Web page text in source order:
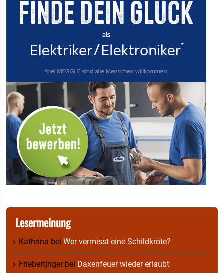
Lesermeinung
Kathrina bei Wer vermisst eine Schildkröte?
Friebertingerbei Daxenfeuer wieder erlaubt